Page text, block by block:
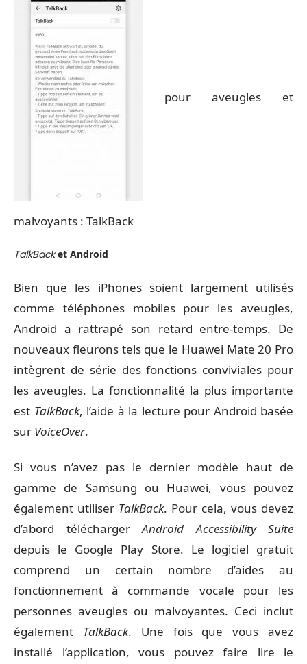
pour aveugles et
malvoyants : TalkBack
TalkBacket Android
Bien que les iPhones soient largement utilisés
comme téléphones mobiles pour les aveugles,
Android a rattrapé son retard entre-temps. De
nouveaux fleurons tels que le Huawei Mate 20 Pro
intègrent de série des fonctions conviviales pour
les aveugles. La fonctionnalité la plus importante
est TalkBack, l’aide à la lecture pour Android basée
sur VoiceOver.
Si vous n’avez pas le dernier modèle haut de
gamme de Samsung ou Huawei, vous pouvez
également utiliser TalkBack. Pour cela, vous devez
d’abord téléchargerAndroid Accessibility Suite
depuis le Google Play Store. Le logiciel gratuit
comprend un certain nombre d’aides au
fonctionnement à commande vocale pour les
personnes aveugles ou malvoyantes. Ceci inclut
également TalkBack. Une fois que vous avez
installé l’application, vous pouvez faire lire le